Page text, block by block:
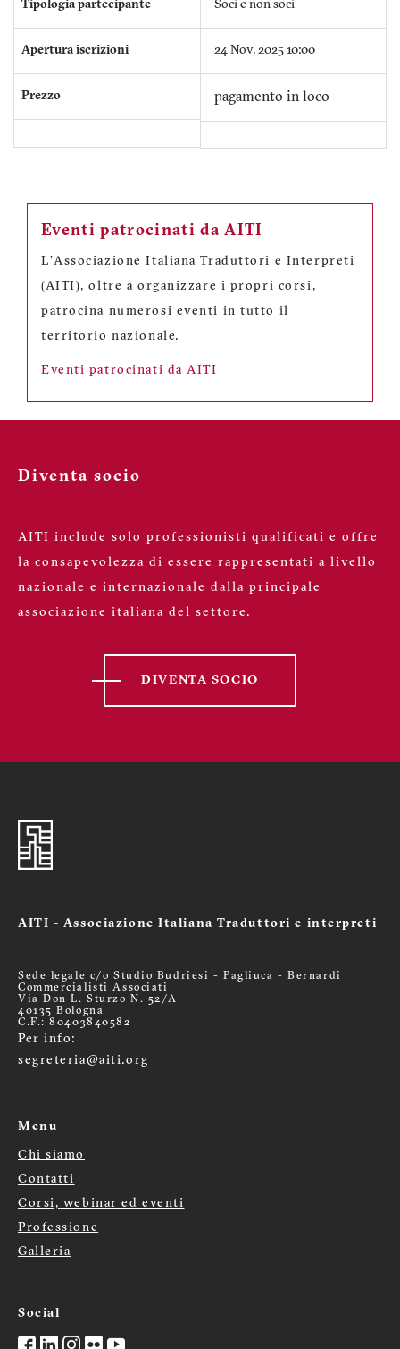
Tipologia partecipante
Apertura iscrizioni
Prezzo
Soci e non soci
24 Nov. 2025 10:00
pagamento in loco
Eventi patrocinati da AITI
L'Associazione Italiana Traduttori e Interpreti
(AITI), oltre a organizzare i propri corsi,
patrocina numerosi eventi in tutto il
territorio nazionale.
Eventi patrocinati da AITI
Diventa socio
AITI include solo professionisti qualificati e offre
la consapevolezza di essere rappresentati a livello
nazionale e internazionale dalla principale
associazione italiana del settore.
DIVENTA SOCIO
AITI - Associazione Italiana Traduttori e interpreti
Sede legale c/o Studio Budriesi - Pagliuca - Bernardi
Commercialisti Associati
Via Don L. Sturzo N. 52/A
40135 Bologna
C.F.: 80403840582
Per info:
segreteria@aiti.org
Menu
Menù
footer
Chi siamo
Contatti
Corsi, webinar ed eventi
Professione
Galleria
Social